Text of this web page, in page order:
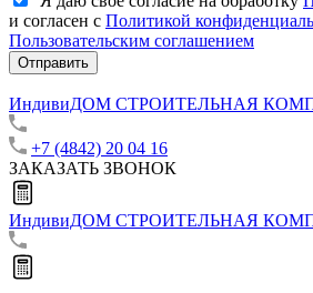
и согласен с Политикой
Пользовательским соглашением
Отправить
ИндивиДОМ СТРОИТЕЛЬНАЯ
+7 (4842) 20 04 16
ЗАКАЗАТЬ ЗВОНОК
ИндивиДОМ СТРОИТЕЛЬНАЯ